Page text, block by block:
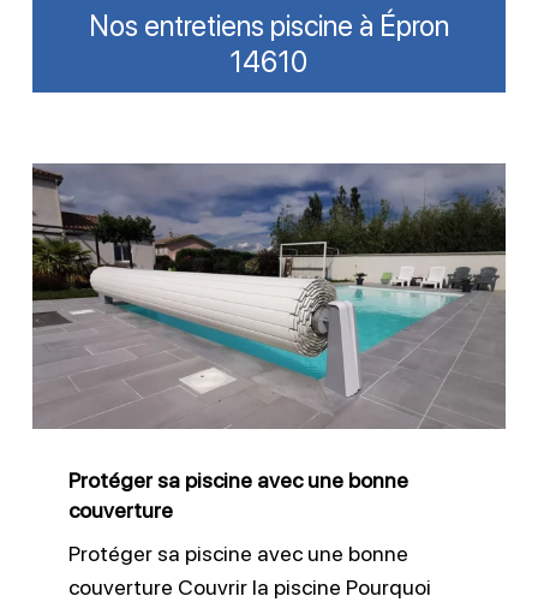
Nos entretiens piscine à Épron
14610
Protéger
sa
piscine
avec
une
bonne
couverture
Protéger sa piscine avec une bonne
couverture
Protéger sa piscine avec une bonne
couverture Couvrir la piscine Pourquoi